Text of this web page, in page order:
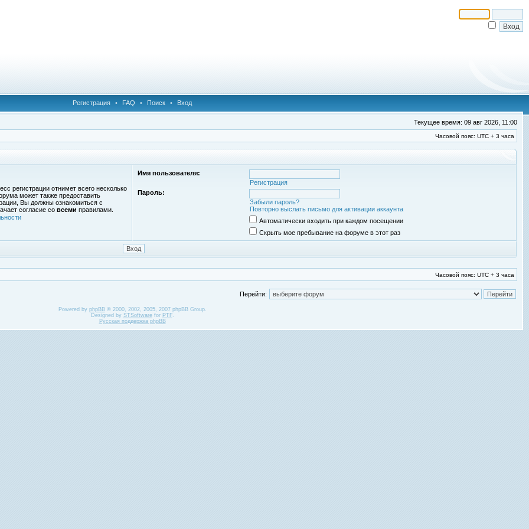
Регистрация • FAQ • Поиск • Вход
Текущее время: 09 авг 2026, 11:00
Часовой пояс: UTC + 3 часа
регистрации отнимет всего несколько
может также предоставить
Вы должны ознакомиться с
согласие со всеми правилами.
Имя пользователя:
Регистрация
Пароль:
Забыли пароль?
Повторно выслать письмо для активации аккаунта
Автоматически входить при каждом посещении
Скрыть мое пребывание на форуме в этот раз
Часовой пояс: UTC + 3 часа
Перейти:
Powered by phpBB© 2000, 2002, 2005, 2007 phpBB Group.
Designed by STSoftwarefor PTF.
Русская поддержка phpBB